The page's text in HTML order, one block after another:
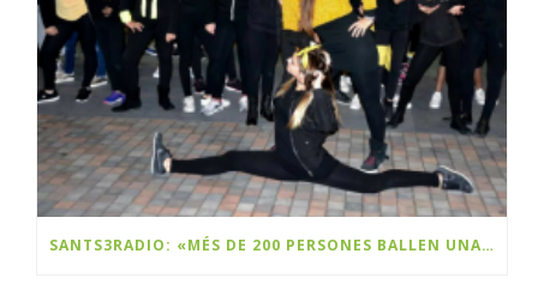
SANTS3RADIO: «MÉS DE 200 PERSONES BALLEN UNA FLASHMOB A SANTS PER CELEBRAR EL BLACK FRIDAY»